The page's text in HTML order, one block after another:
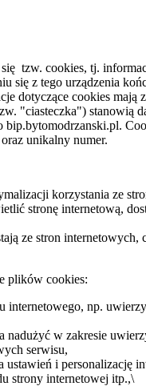
tzw. cookies, tj.
się z tego urządzenia
dotyczące cookies mają
"ciasteczka") stanowią
unikalny numer.
korzystania ze
stronę internetową,
ze stron
plików cookies:
internetowego, np.
w zakresie
serwisu,
i personalizację
strony internetowej itp.,\